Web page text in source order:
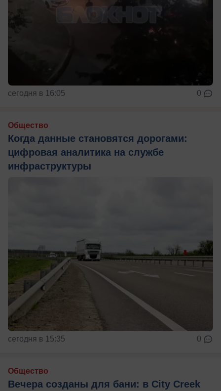
сегодня в 16:05 0
Общество
Когда данные становятся дорогами:
цифровая аналитика на службе
инфраструктуры
сегодня в 15:35 0
Общество
Вечера созданы для бани: в City Creek